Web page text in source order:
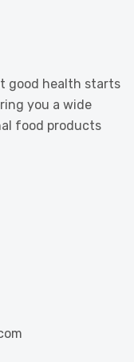
good health starts
you a wide
food products